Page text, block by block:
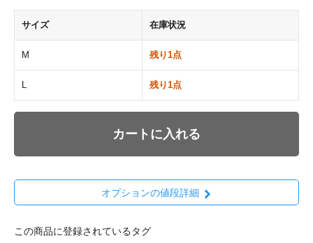
サイズ 在庫状況
M 残り1点
残り1点
カートに入れる
オプションの値段詳細
この商品に登録されているタグ